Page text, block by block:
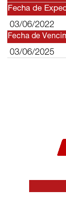
Fecha de
03/06/2022
Fecha de
03/06/2025